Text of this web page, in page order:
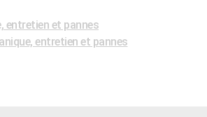
entretien et pannes
entretien et pannes